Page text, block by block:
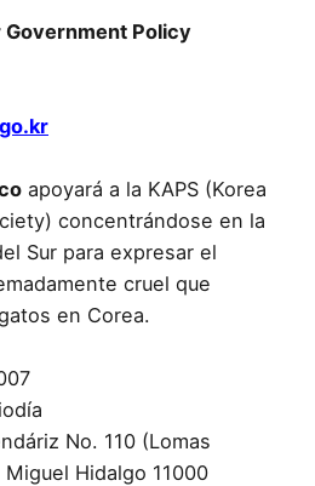
Policy
apoyará a la KAPS (Korea
concentrándose en la
Sur para expresar el
cruel que
en Corea.
No. 110 (Lomas
Hidalgo 11000